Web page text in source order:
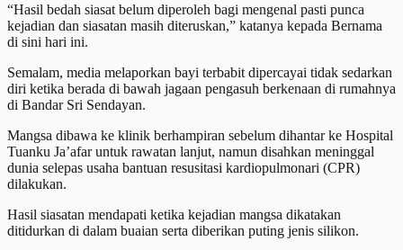
“Hasil bedah siasat belum diperoleh bagi mengenal pasti punca
kejadian dan siasatan masih diteruskan,” katanya kepada Bernama
di sini hari ini.
Semalam, media melaporkan bayi terbabit dipercayai tidak sedarkan
diri ketika berada di bawah jagaan pengasuh berkenaan di rumahnya
di Bandar Sri Sendayan.
Mangsa dibawa ke klinik berhampiran sebelum dihantar ke Hospital
Tuanku Ja’afar untuk rawatan lanjut, namun disahkan meninggal
dunia selepas usaha bantuan resusitasi kardiopulmonari (CPR)
dilakukan.
Hasil siasatan mendapati ketika kejadian mangsa dikatakan
ditidurkan di dalam buaian serta diberikan puting jenis silikon.